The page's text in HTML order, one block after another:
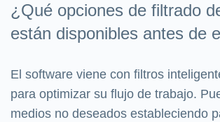
¿Qué opciones de filtrado
están disponibles antes de
El software viene con filtros
para optimizar su flujo de trabajo.
medios no deseados estableciendo